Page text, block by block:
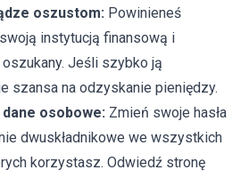
oszustom: Powinieneś
instytucją finansową i
Jeśli szybko ją
szansa na odzyskanie pieniędzy.
osobowe: Zmień swoje hasła
dwuskładnikowe we wszystkich
korzystasz. Odwiedź stronę